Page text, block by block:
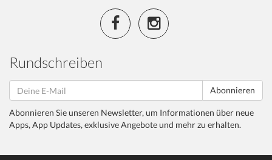
Rundschreiben
Abonnieren
Abonnieren Sie unseren Newsletter, um Informationen über neue
Apps, App Updates, exklusive Angebote und mehr zu erhalten.